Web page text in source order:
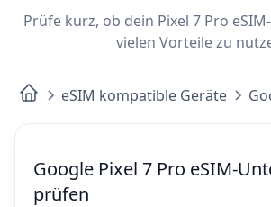
Prüfe kurz, ob dein Pixel 7 Pro
vielen Vorteile zu
eSIM kompatible Geräte
Google Pixel 7 Pro eSIM-
prüfen